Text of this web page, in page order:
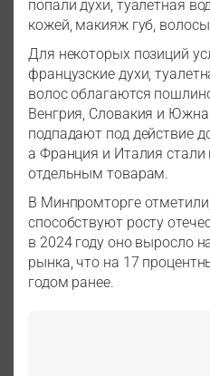
попали духи, туалетная
кожей, макияж губ,
Для некоторых позиций
французские духи,
волос облагаются
Венгрия, Словакия и
подпадают под действие
а Франция и Италия
отдельным товарам.
В Минпромторге
способствуют росту
в 2024 году оно выросло
рынка, что на 17
годом ранее.